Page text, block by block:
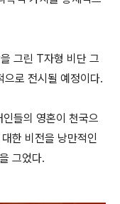
그린 T자형 비단 그
으로 전시될 예정이다.
들의 영혼이 천국으
한 비전을 낭만적인
그었다.